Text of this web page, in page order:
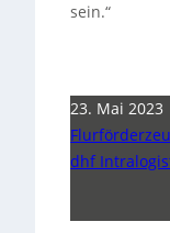
sein.“
23. Mai 2023
dhf